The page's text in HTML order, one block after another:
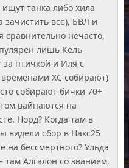
танка либо хила
зачистить все), БВЛ и
сравнительно нечасто,
лишь Кель
за птичкой и Иля с
ХС собирают)
собирают бички 70+
вайпаются на
Норд? Когда там в
видели сбор в Накс25
на бессмертного? Ульда
Алгалон со званием,